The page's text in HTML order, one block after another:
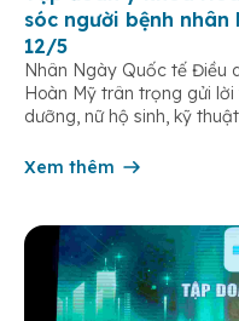
sóc người bệnh
12/5
Nhân Ngày Quốc tế Điều
Hoàn Mỹ trân trọng gửi
dưỡng, nữ hộ sinh, kỹ
âm thầm đồng hành trên
Xem thêm